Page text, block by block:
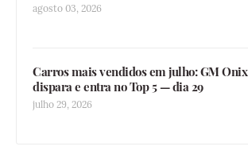
agosto 03, 2026
Carros mais vendidos em julho: GM Onix
dispara e entra no Top 5 — dia 29
julho 29, 2026